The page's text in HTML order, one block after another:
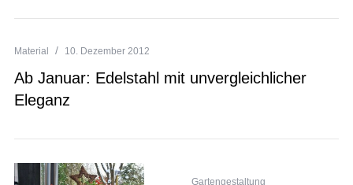
Material 10. Dezember 2012
Ab Januar: Edelstahl mit unvergleichlicher
Eleganz
Gartengestaltung